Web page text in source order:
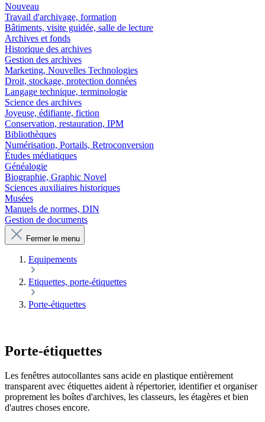
Nouveau
Travail d'archivage, formation
Bâtiments, visite guidée, salle de lecture
Archives et fonds
Historique des archives
Gestion des archives
Marketing, Nouvelles Technologies
Droit, stockage, protection données
Langage technique, terminologie
Science des archives
Joyeuse, édifiante, fiction
Conservation, restauration, IPM
Bibliothèques
Numérisation, Portails, Retroconversion
Études médiatiques
Généalogie
Biographie, Graphic Novel
Sciences auxiliaires historiques
Musées
Manuels de normes, DIN
Gestion de documents
Fermer le menu
Equipements
Etiquettes, porte-étiquettes
Porte-étiquettes
Porte-étiquettes
Les fenêtres autocollantes sans acide en plastique entièrement
transparent avec étiquettes aident à répertorier, identifier et organiser
proprement les boîtes d'archives, les classeurs, les étagères et bien
d'autres choses encore.